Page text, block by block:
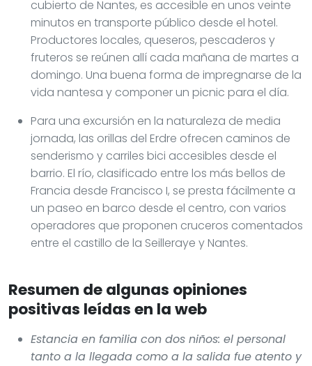
cubierto de Nantes, es accesible en unos veinte
minutos en transporte público desde el hotel.
Productores locales, queseros, pescaderos y
fruteros se reúnen allí cada mañana de martes a
domingo. Una buena forma de impregnarse de la
vida nantesa y componer un picnic para el día.
Para una excursión en la naturaleza de media
jornada, las orillas del Erdre ofrecen caminos de
senderismo y carriles bici accesibles desde el
barrio. El río, clasificado entre los más bellos de
Francia desde Francisco I, se presta fácilmente a
un paseo en barco desde el centro, con varios
operadores que proponen cruceros comentados
entre el castillo de la Seilleraye y Nantes.
Resumen de algunas opiniones
positivas leídas en la web
Estancia en familia con dos niños: el personal
tanto a la llegada como a la salida fue atento y